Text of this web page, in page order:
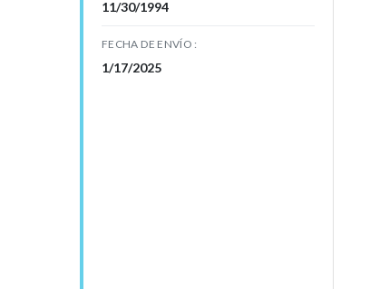
11/30/1994
FECHA DE ENVÍO
1/17/2025